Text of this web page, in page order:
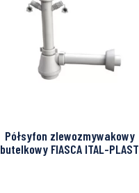
Półsyfon zlewozmywakowy
butelkowy FIASCA ITAL-PLAST